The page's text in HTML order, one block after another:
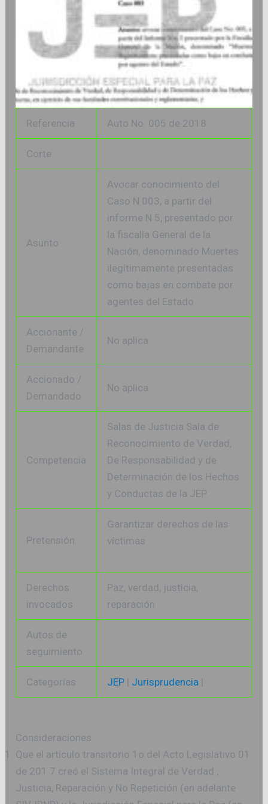
Referencia Auto No. 005 de 2018
Corte
Asunto
Avocar conocimiento del
Caso N 003, a partir del
informe N 5, presentado por
la fiscalía General de la
Nación, denominado Muertes
ilegítimamente presentadas
como bajas en combate por
agentes del Estado
Accionante /
Demandante
No aplica
Accionado /
Demandado
No aplica
Competencia
Salas de Justicia Sala de
Reconocimiento de Verdad,
De Responsabilidad y de
Determinación de los Hechos
y Conductas de la JEP
Pretensión
Garantizar derechos de las
víctimas
Derechos
invocados
Paz, verdad, justicia,
reparación
Autos de
seguimiento
Categorías JEP | Jurisprudencia |
Consideraciones
Que el artículo transitorio 1o del Acto Legislativo 01
de 201 7 creó el Sistema Integral de Verdad ,
Justicia, Reparación y No Repetición (en adelante